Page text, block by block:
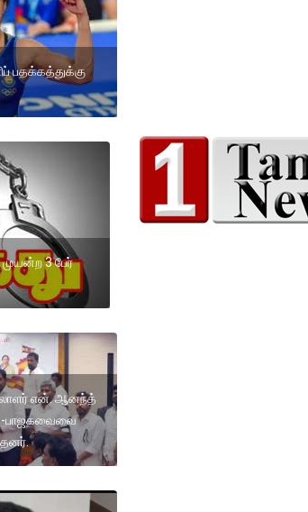
பதக்கத்துக்கு
3 பேர்
என். ஆனந்த்
பாஜகவைவை